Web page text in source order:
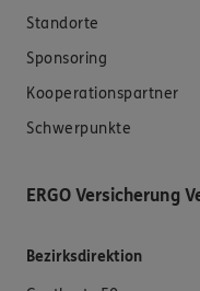
Standorte
Sponsoring
Kooperationspartner
Schwerpunkte
ERGO Versicherung
Bezirksdirektion